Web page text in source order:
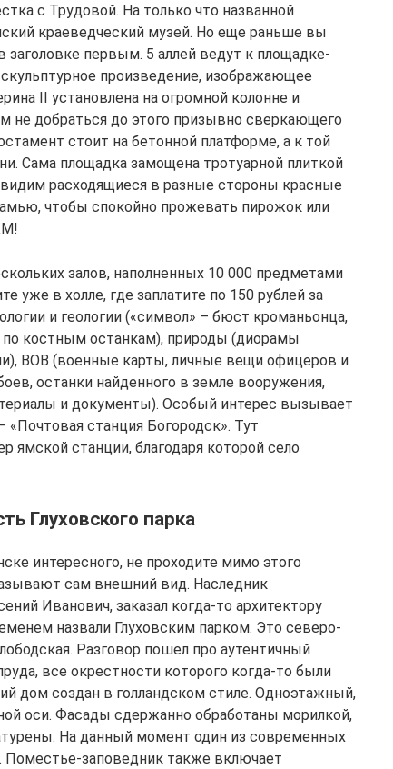
с Трудовой. На только что названной
краеведческий музей. Но еще раньше вы
заголовке первым. 5 аллей ведут к площадке-
произведение, изображающее
II установлена на огромной колонне и
не добраться до этого призывно сверкающего
стоит на бетонной платформе, а к той
Сама площадка замощена тротуарной плиткой
расходящиеся в разные стороны красные
чтобы спокойно прожевать пирожок или
залов, наполненных 10 000 предметами
уже в холле, где заплатите по 150 рублей за
и геологии («символ» – бюст кроманьонца,
костным останкам), природы (диорамы
ВОВ (военные карты, личные вещи офицеров и
останки найденного в земле вооружения,
и документы). Особый интерес вызывает
«Почтовая станция Богородск». Тут
ямской станции, благодаря которой село
Глуховского парка
интересного, не проходите мимо этого
сам внешний вид. Наследник
Иванович, заказал когда-то архитектору
назвали Глуховским парком. Это северо-
Разговор пошел про аутентичный
все окрестности которого когда-то были
дом создан в голландском стиле. Одноэтажный,
оси. Фасады сдержанно обработаны морилкой,
На данный момент один из современных
Поместье-заповедник также включает